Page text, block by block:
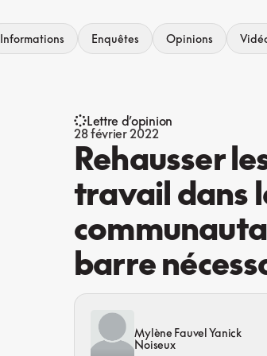
Informations Enquêtes Opinions
Lettre d’opinion
28 février 2022
Rehausser
travail dans
barre
Mylène Fauvel Yanick
Noiseux